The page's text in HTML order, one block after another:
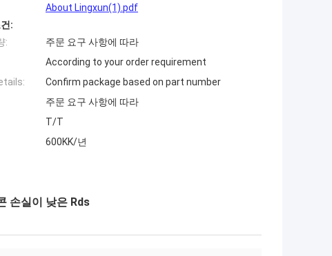
About Lingxun(1).pdf
:
:
주문 요구 사항에 따라
According to your order requirement
Confirm package based on part number
주문 요구 사항에 따라
T/T
600KK/년
손실이 낮은 Rds